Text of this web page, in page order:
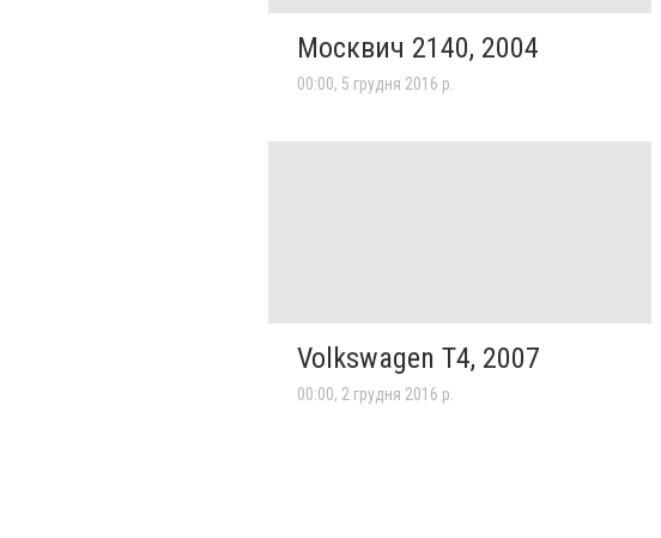
Москвич 2140, 2004
00:00, 5 грудня 2016 р.
Volkswagen T4, 2007
00:00, 2 грудня 2016 р.